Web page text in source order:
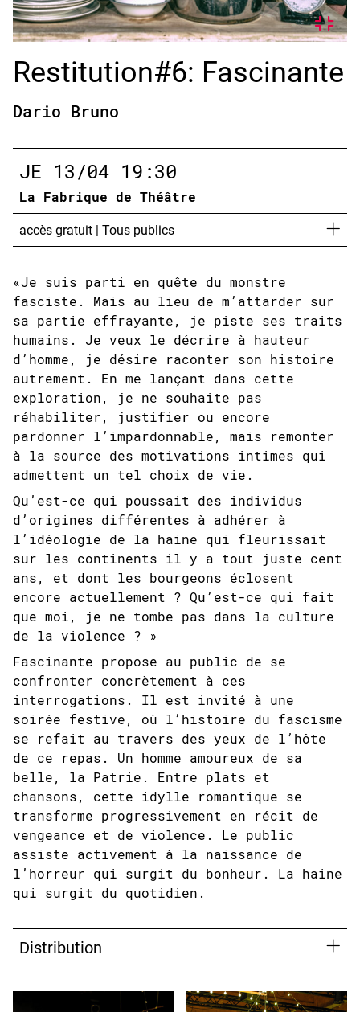
Restitution#6: Fascinante
Dario Bruno
JE 13/04 19:30
La Fabrique de Théâtre
accès gratuit | Tous publics
«Je suis parti en quête du monstre
fasciste. Mais au lieu de m’attarder sur
sa partie effrayante, je piste ses traits
humains. Je veux le décrire à hauteur
d’homme, je désire raconter son histoire
autrement. En me lançant dans cette
exploration, je ne souhaite pas
réhabiliter, justifier ou encore
pardonner l’impardonnable, mais remonter
à la source des motivations intimes qui
admettent un tel choix de vie.
Qu’est-ce qui poussait des individus
d’origines différentes à adhérer à
l’idéologie de la haine qui fleurissait
sur les continents il y a tout juste cent
ans, et dont les bourgeons éclosent
encore actuellement ? Qu’est-ce qui fait
que moi, je ne tombe pas dans la culture
de la violence ? »
Fascinante propose au public de se
confronter concrètement à ces
interrogations. Il est invité à une
soirée festive, où l’histoire du fascisme
se refait au travers des yeux de l’hôte
de ce repas. Un homme amoureux de sa
belle, la Patrie. Entre plats et
chansons, cette idylle romantique se
transforme progressivement en récit de
vengeance et de violence. Le public
assiste activement à la naissance de
l’horreur qui surgit du bonheur. La haine
qui surgit du quotidien.
Distribution